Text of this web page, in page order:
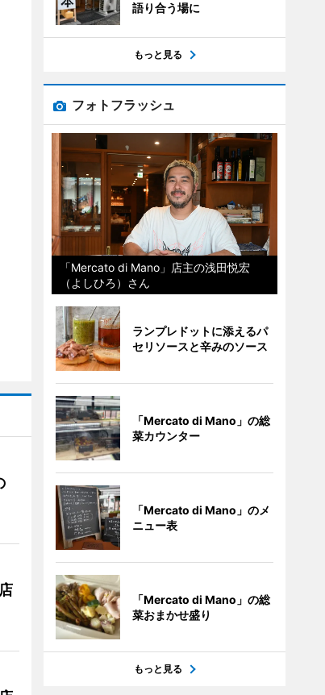
語り合う場に
もっと見る
フォトフラッシュ
「Mercato di Mano」店主の浅田悦宏
（よしひろ）さん
ランプレドットに添えるパ
セリソースと辛みのソース
「Mercato di Mano」の総
菜カウンター
「Mercato di Mano」のメ
ニュー表
「Mercato di Mano」の総
菜おまかせ盛り
もっと見る